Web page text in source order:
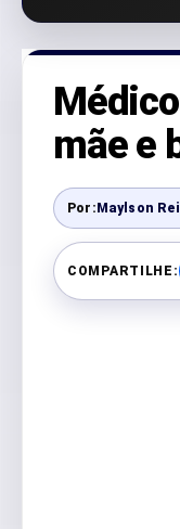
mãe e
Por:Maylson
COMPARTILHE: